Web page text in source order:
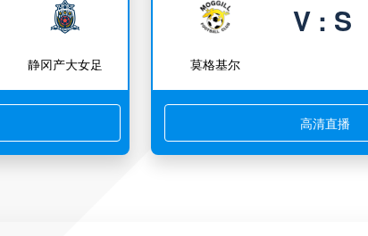
静冈产大女足 莫格基尔
V : S
高清直播